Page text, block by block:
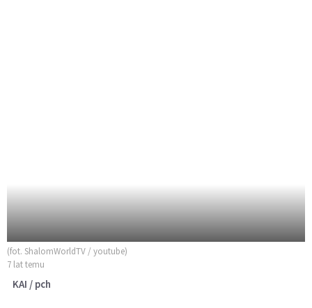
(fot. ShalomWorldTV / youtube)
7 lat temu
KAI / pch